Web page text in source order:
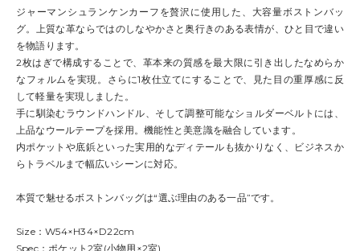
ジャーマンシュランケンカーフを贅沢に使用した、大容量ボストンバッ
グ。上質な革ならではのしなやかさと奥行きのある表情が、ひと目で違い
を物語ります。
2枚はぎで構成することで、革本来の質感を最大限に引き出したなめらか
なフォルムを実現。さらに1枚仕立てにすることで、見た目の重厚感に反
して軽量を実現しました。
手に馴染むラウンドハンドル、そして調整可能なショルダーベルトには、
上品なウールテープを採用。機能性と美意識を融合しています。
内ポケットや底鋲といった実用的なディテールも抜かりなく、ビジネスか
らトラベルまで幅広いシーンに対応。
本質で魅せるボストンバッグは“選ぶ理由のある一品”です。
Size：W54×H34×D22cm
Spec：ポケット2室(小物用×2室)